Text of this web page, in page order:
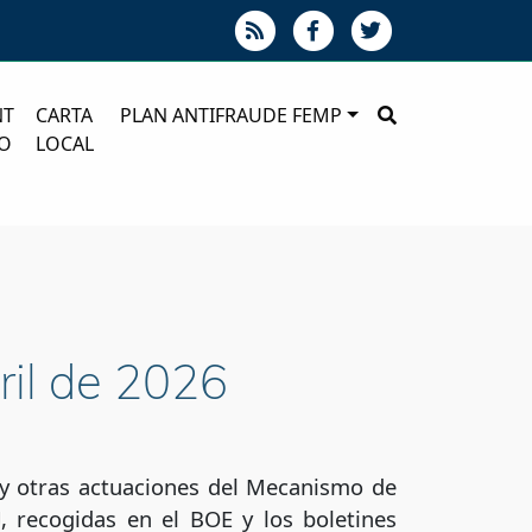
CARTA
LOCAL
PLAN ANTIFRAUDE FEMP
de 2026
otras actuaciones del Mecanismo de
recogidas en el BOE y los boletines